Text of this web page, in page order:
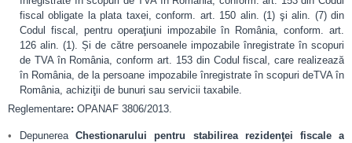
fiscal obligate la plata taxei, conform. art. 150 alin. (1) şi alin. (7) din
Codul fiscal, pentru operaţiuni impozabile în România, conform. art.
126 alin. (1). Și de către persoanele impozabile înregistrate în scopuri
de TVA în România, conform art. 153 din Codul fiscal, care realizează
în România, de la persoane impozabile înregistrate în scopuri deTVA în
România, achiziţii de bunuri sau servicii taxabile.
Reglementare: OPANAF 3806/2013.
DepunereaChestionarului pentru stabilirea rezidenţei fiscale a